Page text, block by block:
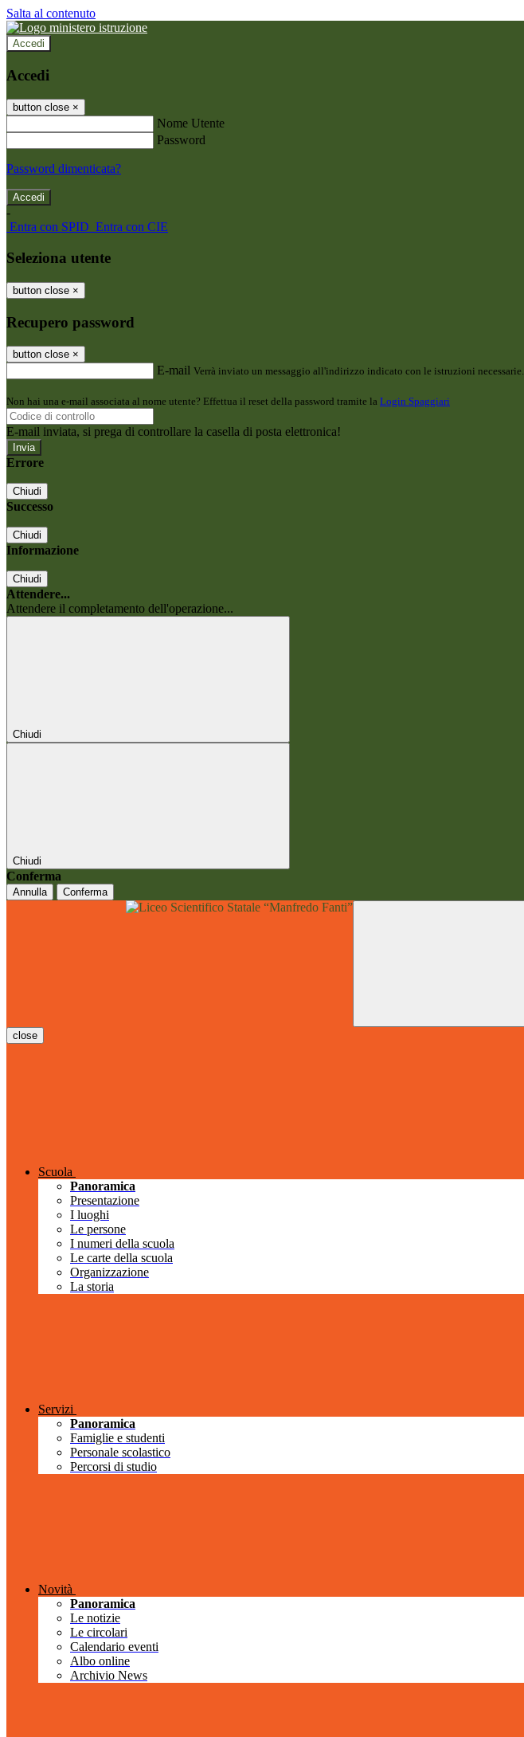
Salta al contenuto
Accedi
Accedi
button close ×
Nome Utente
Password
Password dimenticata?
-
Entra con SPID Entra con CIE
Seleziona utente
button close ×
Recupero password
button close ×
E-mail Verrà inviato un messaggio all'indirizzo indicato con le istruzioni necessarie.
Non hai una e-mail associata al nome utente? Effettua il reset della password tramite la Login Spaggiari
E-mail inviata, si prega di controllare la casella di posta elettronica!
Errore
Chiudi
Successo
Chiudi
Informazione
Chiudi
Attendere...
Attendere il completamento dell'operazione...
Chiudi
Chiudi
Conferma
Annulla Conferma
close
Scuola
Panoramica
Presentazione
I luoghi
Le persone
I numeri della scuola
Le carte della scuola
Organizzazione
La storia
Servizi
Panoramica
Famiglie e studenti
Personale scolastico
Percorsi di studio
Novità
Panoramica
Le notizie
Le circolari
Calendario eventi
Albo online
Archivio News